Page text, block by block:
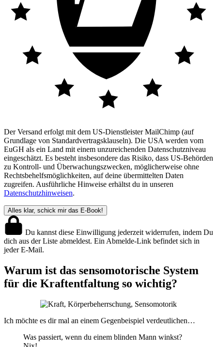
Der Versand erfolgt mit dem US-Dienstleister MailChimp (auf
Grundlage von Standardvertragsklauseln). Die USA werden vom
EuGH als ein Land mit einem unzureichenden Datenschutzniveau
eingeschätzt. Es besteht insbesondere das Risiko, dass US-Behörden
zu Kontroll- und Überwachungszwecken, möglicherweise ohne
Rechtsbehelfsmöglichkeiten, auf deine übermittelten Daten
zugreifen. Ausführliche Hinweise erhältst du in unseren
Datenschutzhinweisen.
Du kannst diese Einwilligung jederzeit widerrufen, indem Du
dich aus der Liste abmeldest. Ein Abmelde-Link befindet sich in
jeder E-Mail.
Warum ist das sensomotorische System
für die Kraftentfaltung so wichtig?
Ich möchte es dir mal an einem Gegenbeispiel verdeutlichen…
Was passiert, wenn du einem blinden Mann winkst?